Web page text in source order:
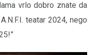
vrlo dobro znate da
teatar 2024, nego